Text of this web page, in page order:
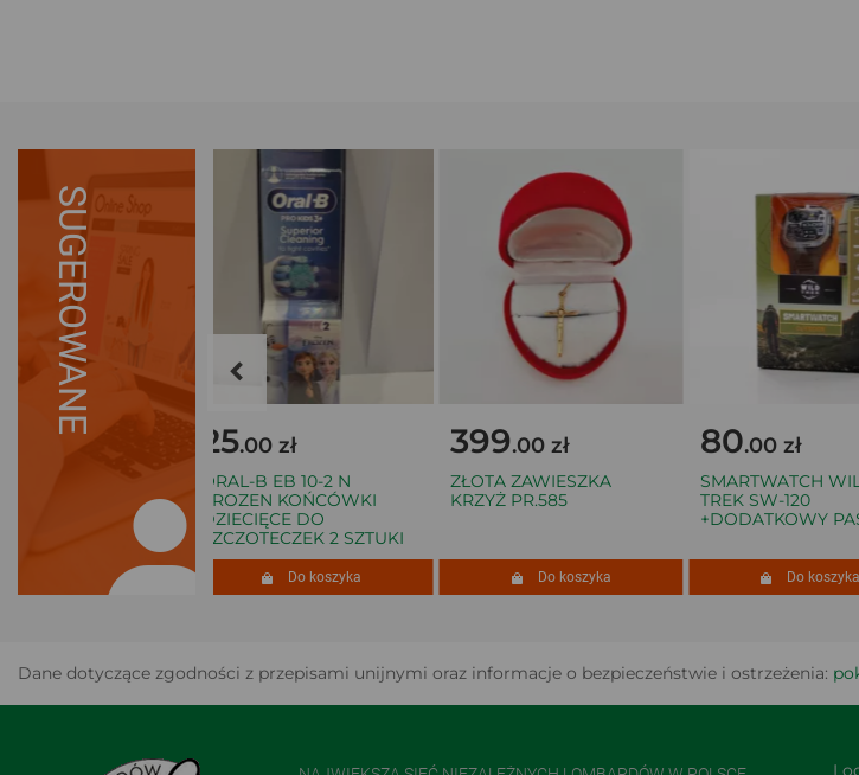
SUGEROWANE
25.00 zł
ORAL-B EB 10-2 N
FROZEN KOŃCÓWKI
DZIECIĘCE DO
SZCZOTECZEK 2 SZTUKI
Do koszyka
399.00 zł
ZŁOTA ZAWIESZKA
KRZYŻ PR.585
Do koszyka
80.00 zł
SMARTWATCH WILD
TREK SW-120
+DODATKOWY
Do koszyka
Dane dotyczące zgodności z przepisami unijnymi oraz informacje o bezpieczeństwie i ostrzeżenia: